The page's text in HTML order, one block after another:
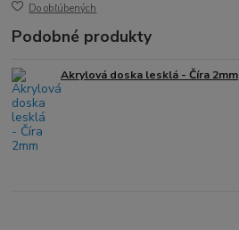
Do obľúbených
Podobné produkty
Akrylová doska lesklá - Číra 2mm